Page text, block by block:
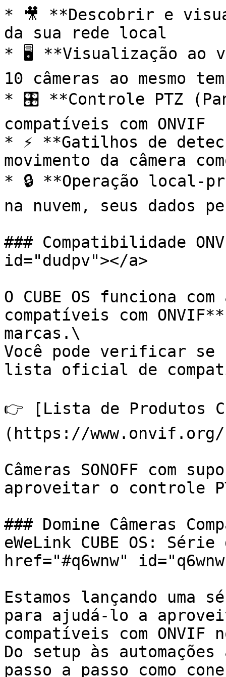
* 🎥 **Descobrir e
da sua rede local
* 🖥️ **Visualização ao
10 câmeras ao mesmo
* 🎛️ **Controle PTZ
compatíveis com ONVIF
* ⚡ **Gatilhos de
movimento da câmera
* 🔒 **Operação local-
na nuvem, seus dados
### Compatibilidade
id="dudpv"></a>
O CUBE OS funciona
compatíveis com
marcas.\
Você pode verificar se
lista oficial de
👉 [Lista de Produtos
(https://www.onvif.org/
Câmeras SONOFF com
aproveitar o controle
### Domine Câmeras
eWeLink CUBE OS:
href="#q6wnw"
Estamos lançando
para ajudá-lo a
compatíveis com ONVIF
Do setup às
passo a passo como